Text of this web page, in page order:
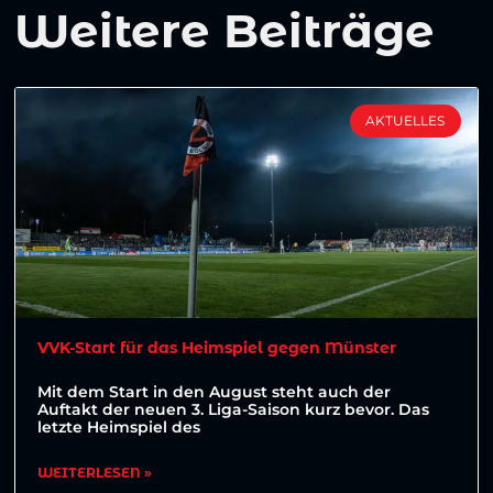
Weitere Beiträge
AKTUELLES
VVK-Start für das Heimspiel gegen Münster
Mit dem Start in den August steht auch der
Auftakt der neuen 3. Liga-Saison kurz bevor. Das
letzte Heimspiel des
WEITERLESEN »